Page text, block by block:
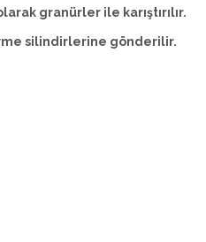
granürler ile karıştırılır.
silindirlerine gönderilir.